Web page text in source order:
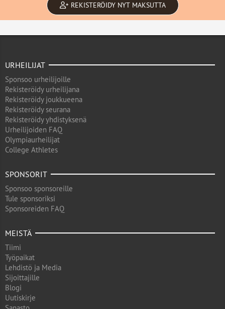
REKISTERÖIDY NYT MAKSUTTA
URHEILIJAT
Sponsoo urheilijoille
Rekisteröidy urheilijana
Rekisteröidy joukkueena
Rekisteröidy seurana
Rekisteröidy yhdistyksenä
Urheilijoiden FAQ
Olympiaurheilijat
College Athletes
SPONSORIT
Sponsoo sponsoreille
Tule sponsoriksi
Sponsoreiden FAQ
MEISTÄ
Tiimi
Työpaikat
Lehdistö ja Media
Sijoittajille
Blogi
Uutiskirje